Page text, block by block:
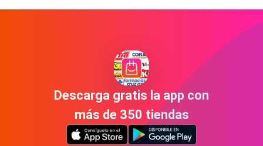
Descarga gratis la app con
más de 350 tiendas